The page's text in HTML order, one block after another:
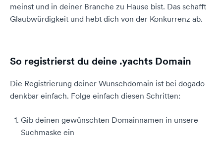
meinst und in deiner Branche zu Hause bist. Das schafft
Glaubwürdigkeit und hebt dich von der Konkurrenz ab.
So registrierst du deine .yachts Domain
Die Registrierung deiner Wunschdomain ist bei dogado
denkbar einfach. Folge einfach diesen Schritten:
Gib deinen gewünschten Domainnamen in unsere
Suchmaske ein